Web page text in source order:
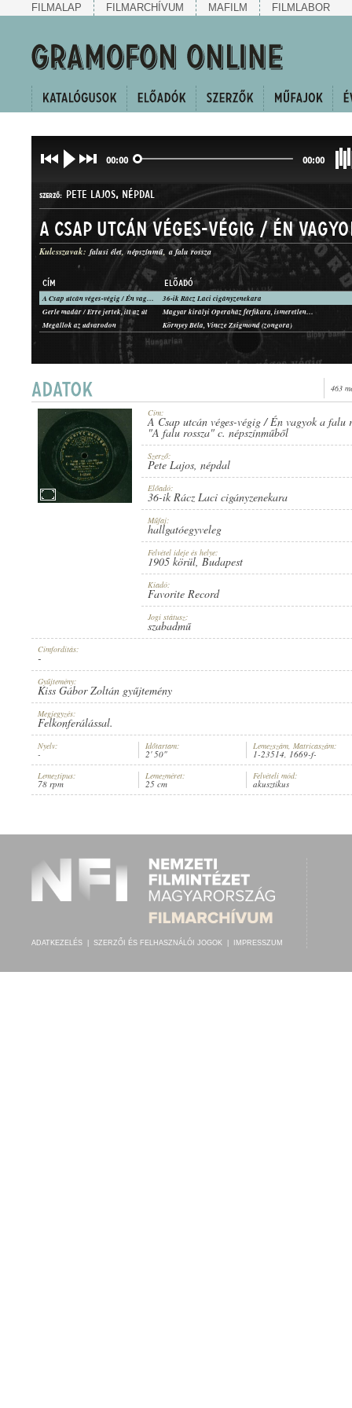
FILMALAP FILMARCHÍVUM MAFILM FILMLABOR
00:00 00:00
ELŐADÓ: 36-IK RÁCZ LACI CIGÁNYZENEKARA
SZERZŐ: PETE LAJOS, NÉPDAL
MŰFAJ: HALLGATÓEGYVELEG
MEGJELENÉS IDEJE: 1905 KÖRÜL
Kulcsszavak: falusi élet népszínmű a falu rossza
CÍM ELŐADÓ
A Csap utcán véges-végig / Én vagyok a falu rossza egyedül
36-ik Rácz Laci cigányzenekara
Gerle madár / Erre jertek, itt az út
Magyar királyi Operaház férfikara, ismeretlen zenész (zongora)
Megállok az udvarodon
Környey Béla, Vincze Zsigmond (zongora)
463
Cím:
A Csap utcán véges-végig / Én vagyok a falu
"A falu rossza" c. népszínműből
Szerző:
Pete Lajos, népdal
Előadó:
36-ik Rácz Laci cigányzenekara
Műfaj:
hallgatóegyveleg
Felvétel ideje és helye:
1905 körül, Budapest
Kiadó:
Favorite Record
Jogi státusz:
szabadmű
Címfordítás:
-
Gyűjtemény:
Kiss Gábor Zoltán gyűjtemény
Megjegyzés:
Felkonferálással.
Nyelv:
-
Időtartam:
2' 50"
Lemezszám, Matricaszám:
1-23514, 1669-f-
Lemeztípus:
78 rpm
Lemezméret:
25 cm
Felvételi mód:
akusztikus
ADATKEZELÉS SZERZŐI ÉS FELHASZNÁLÓI JOGOK IMPRESSZUM